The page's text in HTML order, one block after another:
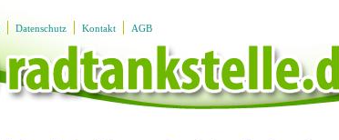
Datenschutz Kontakt AGB